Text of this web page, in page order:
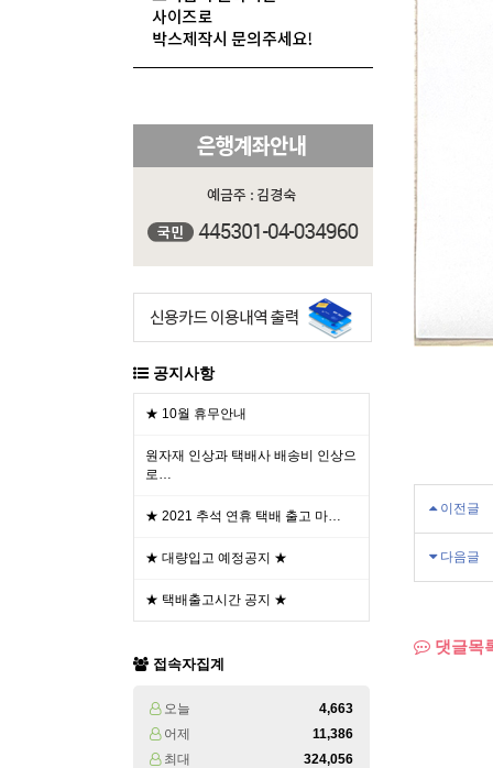
공지사항
★ 10월 휴무안내
원자재 인상과 택배사 배송비 인상으
로…
★ 2021 추석 연휴 택배 출고 마…
★ 대량입고 예정공지 ★
★ 택배출고시간 공지 ★
접속자집계
오늘
4,663
어제
11,386
최대
324,056
이전글
다음글
댓글목